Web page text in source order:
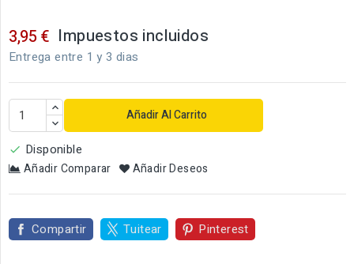
3,95 € Impuestos incluidos
Entrega entre 1 y 3 dias
Añadir Al Carrito
 Disponible
Añadir Comparar Añadir Deseos
Compartir Tuitear Pinterest